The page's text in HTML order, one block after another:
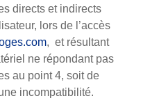
directs et indirects
lors de l’accès
, et résultant
ne répondant pas
au point 4, soit de
incompatibilité.